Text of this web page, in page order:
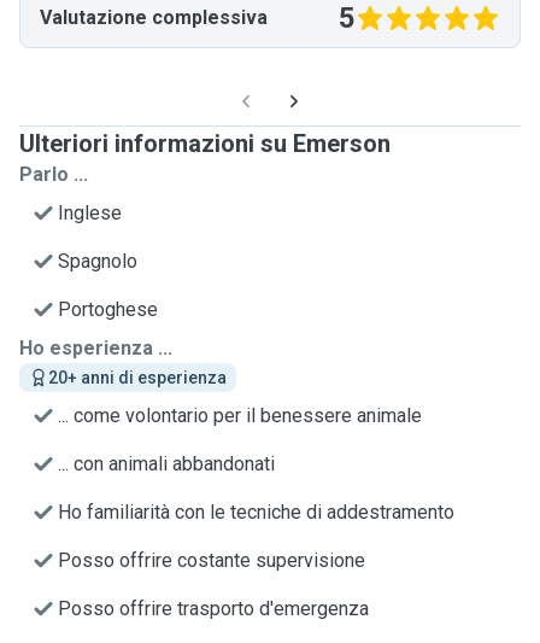
Valutazione complessiva 5
Ulteriori informazioni su Emerson
Parlo ...
Inglese
Spagnolo
Portoghese
Ho esperienza ...
20+ anni di esperienza
... come volontario per il benessere animale
... con animali abbandonati
Ho familiarità con le tecniche di addestramento
Posso offrire costante supervisione
Posso offrire trasporto d'emergenza